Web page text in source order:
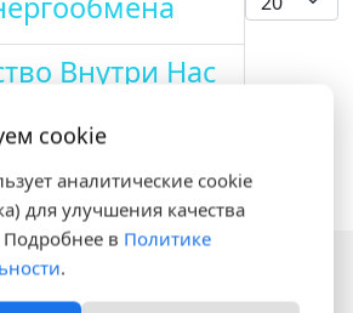
Внутри Нас
cookie
аналитические cookie
для улучшения качества
в Политике
.